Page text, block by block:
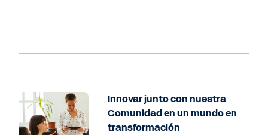
Innovar junto con nuestra
Comunidad en un mundo en
transformación